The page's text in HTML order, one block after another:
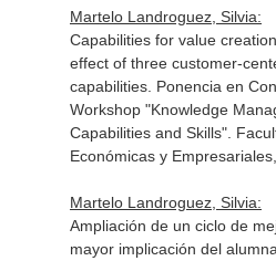
Martelo Landroguez, Silvia:
Capabilities for value
effect of three customer-
capabilities. Ponencia en
Workshop "Knowledge
Capabilities and Skills".
Económicas y
Martelo Landroguez, Silvia:
Ampliación de un ciclo de
mayor implicación del